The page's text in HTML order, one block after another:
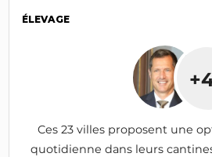
ÉLEVAGE
Ces 23 villes proposent une
quotidienne dans leurs